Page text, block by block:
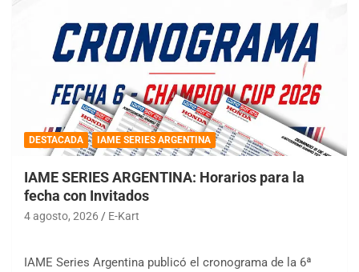
DESTACADA IAME SERIES ARGENTINA
IAME SERIES ARGENTINA: Horarios para la
fecha con Invitados
4 agosto, 2026 E-Kart
IAME Series Argentina publicó el cronograma de la 6ª